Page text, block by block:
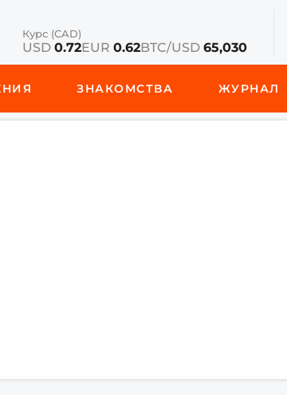
Курс (CAD)
USD 0.72EUR 0.62BTC/USD 65,030
ЗНАКОМСТВА ЖУРНАЛ